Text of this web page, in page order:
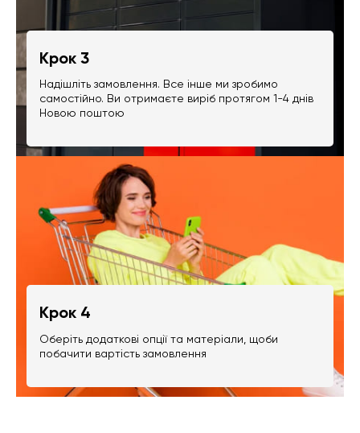
Крок 3
Надішліть замовлення. Все інше ми зробимо
самостійно. Ви отримаєте виріб протягом 1-4 днів
Новою поштою
Крок 4
Оберіть додаткові опції та матеріали, щоби
побачити вартість замовлення